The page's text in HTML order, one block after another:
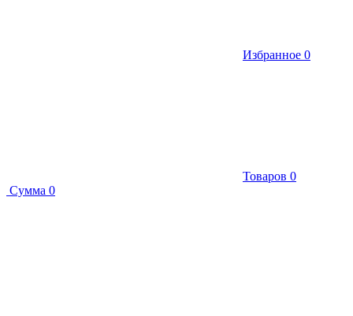
Избранное 0
Товаров 0
Сумма 0